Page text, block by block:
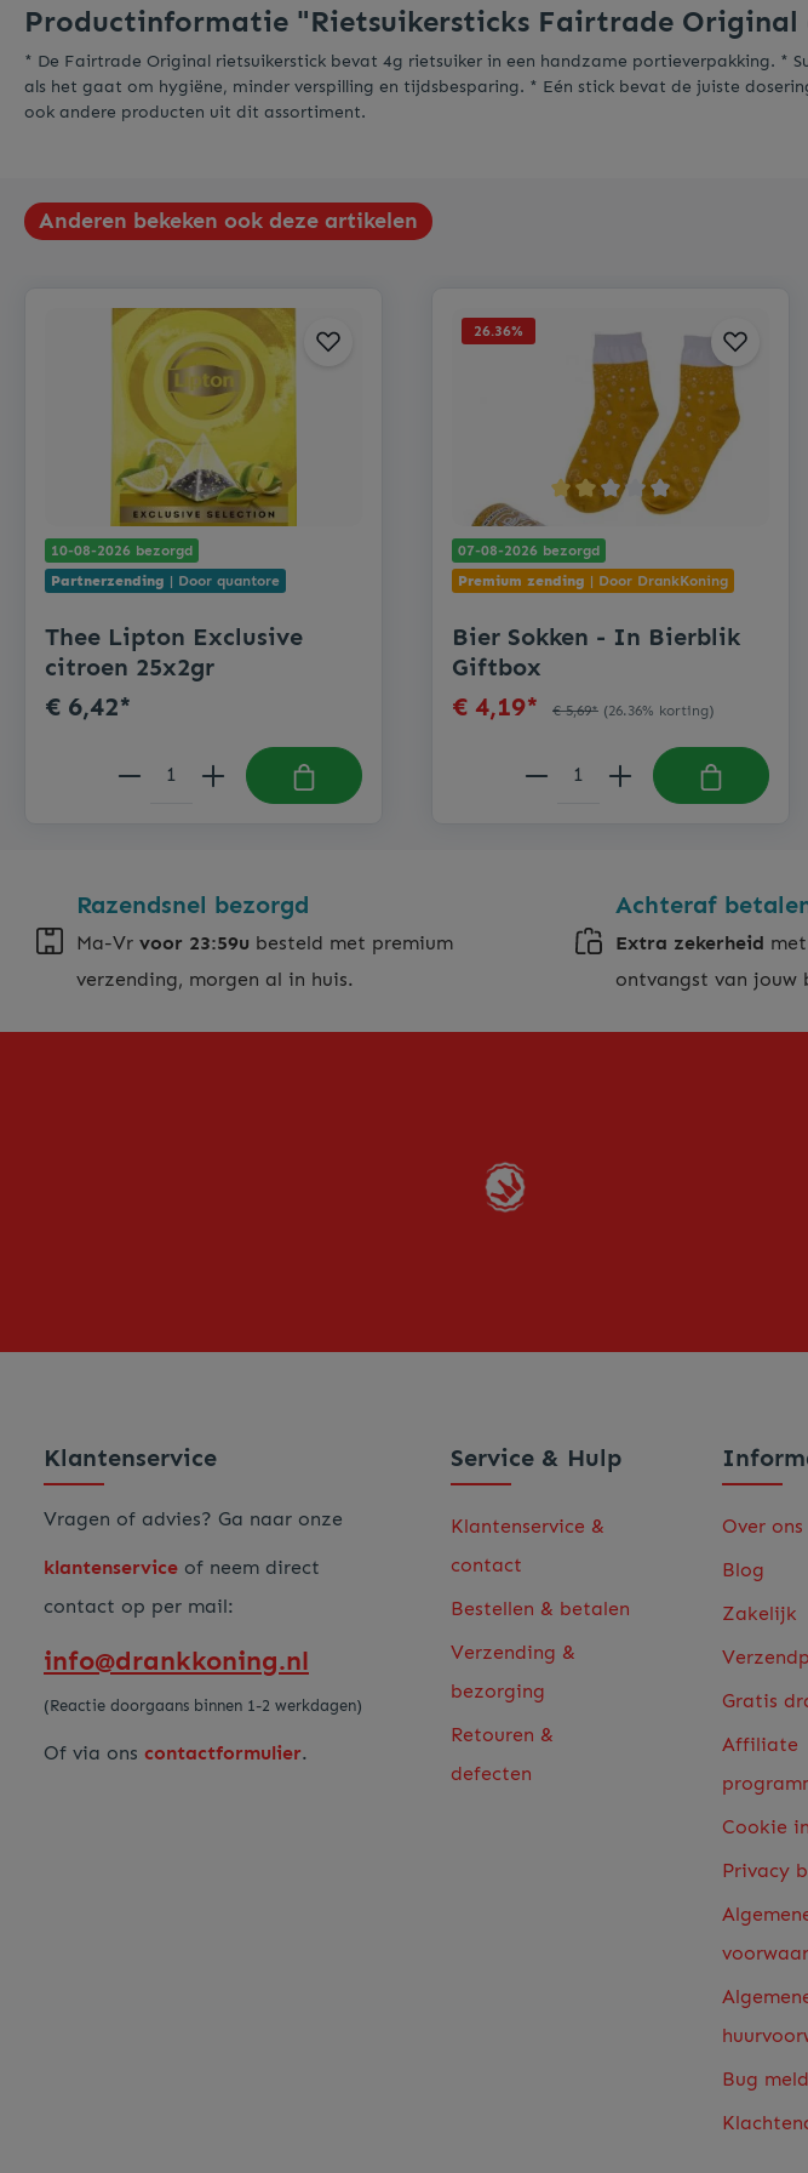
Productinformatie "Rietsuikersticks Fairtrade Original
* De Fairtrade Original rietsuikerstick bevat 4g rietsuiker in een handzame portieverpakking.
als het gaat om hygiëne, minder verspilling en tijdsbesparing. * Eén stick bevat de juiste
ook andere producten uit dit assortiment.
Anderen bekeken ook deze artikelen
10-08-2026 bezorgd
Partnerzending | Door quantore
Thee Lipton Exclusive
citroen 25x2gr
€ 6,42*
26.36%
07-08-2026 bezorgd
Premium zending | Door DrankKoning
Bier Sokken - In Bierblik
Giftbox
€ 4,19* € 5,69* (26.36% korting)
Razendsnel bezorgd
Ma-Vr voor 23:59u besteld met premium
verzending, morgen al in huis.
Achteraf
Extra zekerheid
ontvangst van jouw
Klantenservice
Vragen of advies? Ga naar onze
klantenservice of neem direct
contact op per mail:
info@drankkoning.nl
(Reactie doorgaans binnen 1-2 werkdagen)
Of via ons contactformulier.
Service & Hulp
Klantenservice &
contact
Bestellen & betalen
Verzending &
bezorging
Retouren &
defecten
Over ons
Blog
Zakelijk
Gratis
Affiliate
Cookie
Privacy
Bug